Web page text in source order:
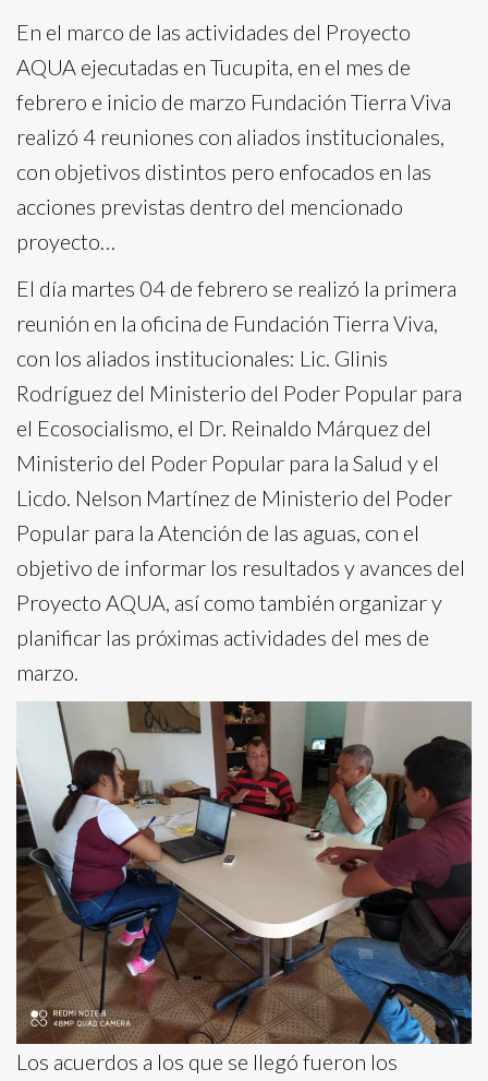
En el marco de las actividades del Proyecto
AQUA ejecutadas en Tucupita, en el mes de
febrero e inicio de marzo Fundación Tierra Viva
realizó 4 reuniones con aliados institucionales,
con objetivos distintos pero enfocados en las
acciones previstas dentro del mencionado
proyecto…
El día martes 04 de febrero se realizó la primera
reunión en la oficina de Fundación Tierra Viva,
con los aliados institucionales: Lic. Glinis
Rodríguez del Ministerio del Poder Popular para
el Ecosocialismo, el Dr. Reinaldo Márquez del
Ministerio del Poder Popular para la Salud y el
Licdo. Nelson Martínez de Ministerio del Poder
Popular para la Atención de las aguas, con el
objetivo de informar los resultados y avances del
Proyecto AQUA, así como también organizar y
planificar las próximas actividades del mes de
marzo.
Los acuerdos a los que se llegó fueron los